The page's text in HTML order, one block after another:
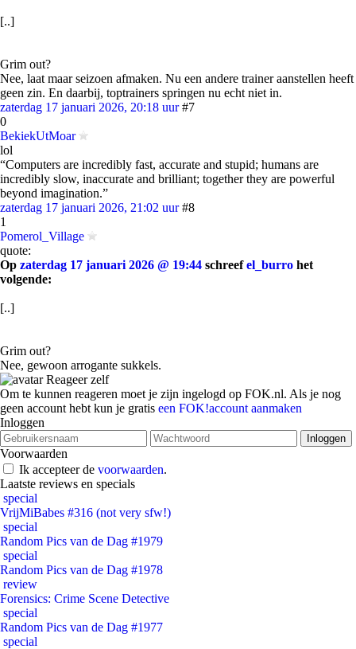
[..]
Grim out?
Nee, laat maar seizoen afmaken. Nu een andere trainer aanstellen heeft
geen zin. En daarbij, toptrainers springen nu echt niet in.
zaterdag 17 januari 2026, 20:18 uur #7
0
BekiekUtMoar
lol
“Computers are incredibly fast, accurate and stupid; humans are
incredibly slow, inaccurate and brilliant; together they are powerful
beyond imagination.”
zaterdag 17 januari 2026, 21:02 uur #8
1
Pomerol_Village
quote:
Op zaterdag 17 januari 2026 @ 19:44 schreefel_burro het
volgende:
[..]
Grim out?
Nee, gewoon arrogante sukkels.
Reageer zelf
Om te kunnen reageren moet je zijn ingelogd op FOK.nl. Als je nog
geen account hebt kun je gratis een FOK!account aanmaken
Inloggen
Voorwaarden
Ik accepteer de voorwaarden.
Laatste reviews en specials
special
VrijMiBabes #316 (not very sfw!)
special
Random Pics van de Dag #1979
special
Random Pics van de Dag #1978
review
Forensics: Crime Scene Detective
special
Random Pics van de Dag #1977
special